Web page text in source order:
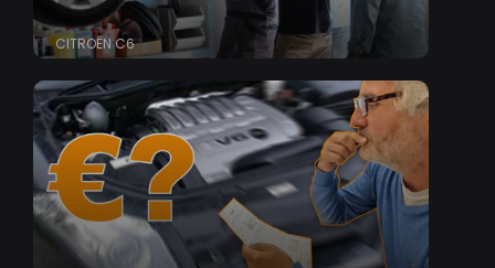
CITROËN C6